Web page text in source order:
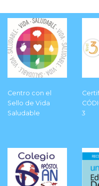
Centro con el
Sello de Vida
Saludable
3